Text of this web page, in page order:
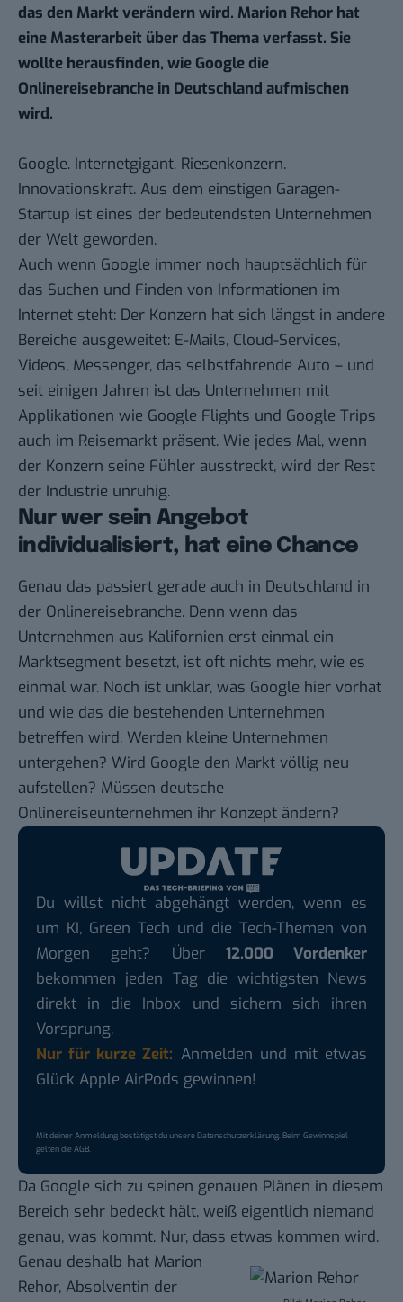
das den Markt verändern wird. Marion Rehor hat
eine Masterarbeit über das Thema verfasst. Sie
wollte herausfinden, wie Google die
Onlinereisebranche in Deutschland aufmischen
wird.
Google. Internetgigant. Riesenkonzern.
Innovationskraft. Aus dem einstigen Garagen-
Startup ist eines der bedeutendsten Unternehmen
der Welt geworden.
Auch wenn Google immer noch hauptsächlich für
das Suchen und Finden von Informationen im
Internet steht: Der Konzern hat sich längst in andere
Bereiche ausgeweitet: E-Mails, Cloud-Services,
Videos, Messenger, das selbstfahrende Auto – und
seit einigen Jahren ist das Unternehmen mit
Applikationen wie Google Flights und Google Trips
auch im Reisemarkt präsent. Wie jedes Mal, wenn
der Konzern seine Fühler ausstreckt, wird der Rest
der Industrie unruhig.
Nur wer sein Angebot
individualisiert, hat eine Chance
Genau das passiert gerade auch in Deutschland in
der Onlinereisebranche. Denn wenn das
Unternehmen aus Kalifornien erst einmal ein
Marktsegment besetzt, ist oft nichts mehr, wie es
einmal war. Noch ist unklar, was Google hier vorhat
und wie das die bestehenden Unternehmen
betreffen wird. Werden kleine Unternehmen
untergehen? Wird Google den Markt völlig neu
aufstellen? Müssen deutsche
Onlinereiseunternehmen ihr Konzept ändern?
Du willst nicht abgehängt werden, wenn es
um KI, Green Tech und die Tech-Themen von
Morgen geht? Über 12.000 Vordenker
bekommen jeden Tag die wichtigsten News
direkt in die Inbox und sichern sich ihren
Vorsprung.
Nur für kurze Zeit: Anmelden und mit etwas
Glück Apple AirPods gewinnen!
Mit deiner Anmeldung bestätigst du unsereDatenschutzerklärung. Beim Gewinnspiel
gelten dieAGB.
Da Google sich zu seinen genauen Plänen in diesem
Bereich sehr bedeckt hält, weiß eigentlich niemand
genau, was kommt. Nur, dass etwas kommen wird.
Genau deshalb hat Marion
Rehor, Absolventin der